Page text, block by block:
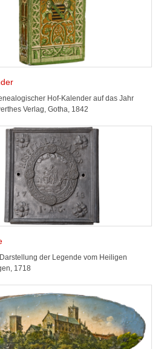
Hof-Kalender auf das Jahr
Verlag, Gotha, 1842
der Legende vom Heiligen
1718